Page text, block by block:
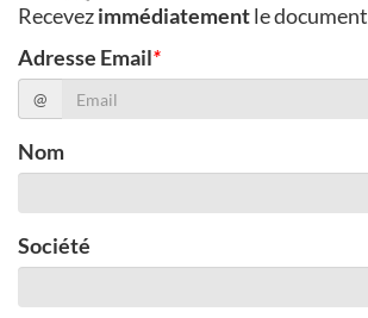
Recevezimmédiatementle document
Adresse Email*
@
Nom
Société